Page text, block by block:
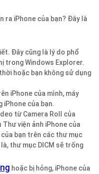
ra iPhone của bạn? Đây là
Đây cũng là lý do phổ
trong Windows Explorer.
hoặc bạn không sử dụng
iPhone của mình, máy
iPhone của bạn.
từ Camera Roll của
viện ảnh iPhone của
bạn trên các thư mục
thư mục DICM sẽ trống
hoặc bị hỏng, iPhone của